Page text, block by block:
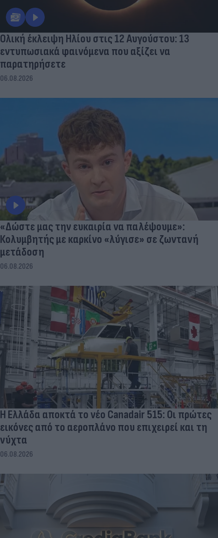
Ολική έκλειψη Ηλίου στις 12 Αυγούστου: 13
εντυπωσιακά φαινόμενα που αξίζει να
παρατηρήσετε
06.08.2026
«Δώστε μας την ευκαιρία να παλέψουμε»:
Κολυμβητής με καρκίνο «λύγισε» σε ζωντανή
μετάδοση
06.08.2026
Η Ελλάδα αποκτά το νέο Canadair 515: Οι πρώτες
εικόνες από το αεροπλάνο που επιχειρεί και τη
νύχτα
06.08.2026